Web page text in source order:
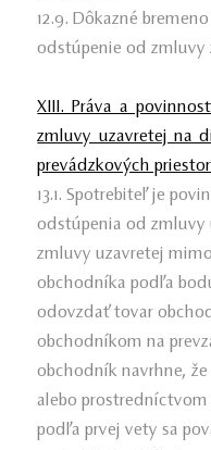
12.9. Dôkazné
odstúpenie od zmluvy
XIII. Práva a
zmluvy uzavretej na
prevádzkových
13.1. Spotrebiteľ je
odstúpenia od zmluvy
zmluvy uzavretej
obchodníka podľa
odovzdať tovar
obchodníkom na
obchodník navrhne,
alebo prostredníctvom
podľa prvej vety sa